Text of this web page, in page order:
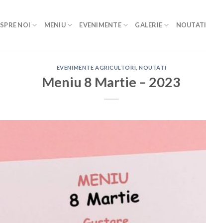
NOI MENIU EVENIMENTE GALERIE NOUTATI
EVENIMENTE AGRICULTORI ,NOUTATI
Meniu 8 Martie – 2023